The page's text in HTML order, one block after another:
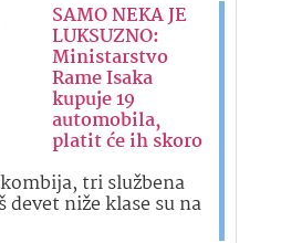
SAMO NEKA JE
LUKSUZNO:
Ministarstvo
Rame Isaka
kupuje 19
automobila,
platit će ih skoro
tri službena
devet niže klase su na